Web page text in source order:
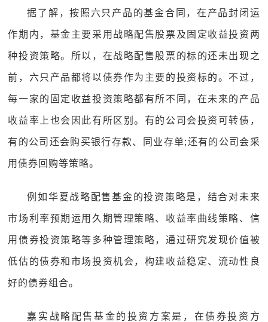
据了解，按照六只产品的基金合同，在产品封闭运
作期内，基金主要采用战略配售股票及固定收益投资两
种投资策略。所以，在战略配售股票的标的还未出现之
前，六只产品都将以债券作为主要的投资标的。不过，
每一家的固定收益投资策略都有所不同，在未来的产品
收益率上也会因此有所区别。有的公司会投资可转债，
有的公司还会购买银行存款、同业存单;还有的公司会采
用债券回购等策略。
例如华夏战略配售基金的投资策略是，结合对未来
市场利率预期运用久期管理策略、收益率曲线策略、信
用债券投资策略等多种管理策略，通过研究发现价值被
低估的债券和市场投资机会，构建收益稳定、流动性良
好的债券组合。
嘉实战略配售基金的投资方案是，在债券投资方